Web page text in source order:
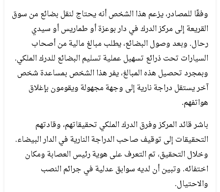
وفقًا للمصادر، يزعم هذا الشخص أنه يحتاج لنقل بضائع من سوق
القريعة إلى مركز الدرك في دار بوعزة أو طماريس أو سيدي
رحال. وبعد وصول البضائع، يطلب مبالغ مالية من أصحاب
السيارات تحت ذرائع تسهيل عملية تسليم البضائع للدرك الملكي.
وبمجرد تحصيل هذه المبالغ، يفر هذا الشخص بمساعدة شخص
آخر يستقل دراجة نارية إلى وجهة مجهولة ويقومون بإغلاق
هواتفهم.
باشر قائد المركز وفرق الدرك الملكي تحقيقاتهم، وقادتهم
التحقيقات إلى توقيف صاحب الدراجة النارية في الدار البيضاء.
وخلال التحقيق، تم التعرف على هوية رئيس العصابة ومكان
اختفائه. وتبين أن لديه سوابق عدلية في جرائم النصب
والاحتيال.